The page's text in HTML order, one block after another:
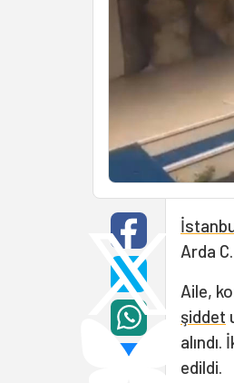
Arda
Aile,
şiddet
edildi.